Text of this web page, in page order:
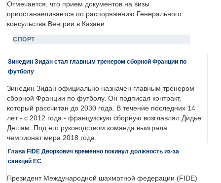
Отмечается, что прием документов на визы
приостанавливается по распоряжению Генерального
консульства Венгрии в Казани.
СПОРТ
Зинедин Зидан стал главным тренером сборной Франции по
футболу
Зинедин Зидан официально назначен главным тренером
сборной Франции по футболу. Он подписал контракт,
который рассчитан до 2030 года. В течение последних 14
лет - с 2012 года - французскую сборную возглавлял Дидье
Дешам. Под его руководством команда выиграла
чемпионат мира 2018 года.
Глава FIDE Дворкович временно покинул должность из-за
санкций ЕС
Президент Международной шахматной федерации (FIDE)